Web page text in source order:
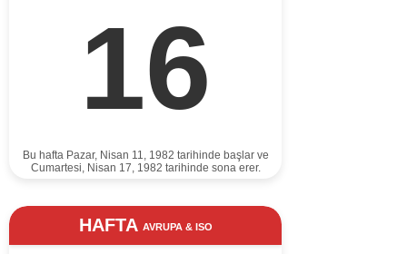
16
Bu hafta Pazar, Nisan 11, 1982 tarihinde başlar ve
Cumartesi, Nisan 17, 1982 tarihinde sona erer.
HAFTA AVRUPA & ISO